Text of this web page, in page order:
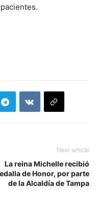
Next article
La reina Michelle recibió
de Honor, por parte
de la Alcaldía de Tampa